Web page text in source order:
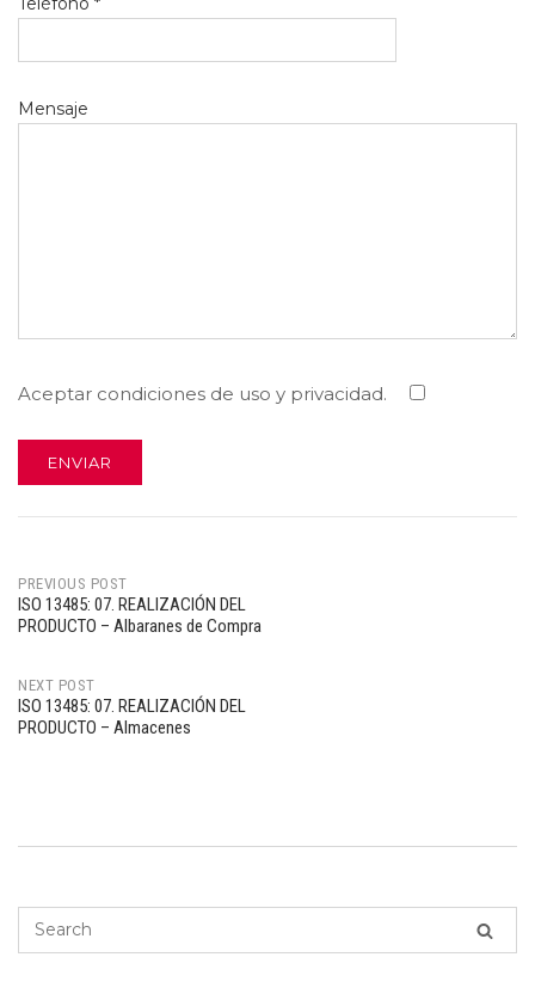
Mensaje
Aceptar condiciones de uso y privacidad.
Post
navigation
PREVIOUS POST
ISO 13485: 07. REALIZACIÓN DEL
PRODUCTO – Albaranes de Compra
NEXT POST
ISO 13485: 07. REALIZACIÓN DEL
PRODUCTO – Almacenes